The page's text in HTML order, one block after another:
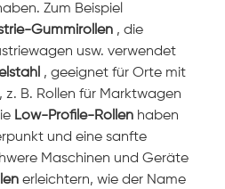
Zum Beispiel
Gummirollen , die
usw. verwendet
, geeignet für Orte mit
B. Rollen für Marktwagen
Low-Profile-Rollen haben
und eine sanfte
Maschinen und Geräte
erleichtern, wie der Name